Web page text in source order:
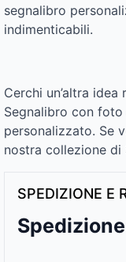
segnalibro
indimenticabili.
Cerchi un’altra
Segnalibro con
personalizzato. Se
nostra collezione di
SPEDIZIONE E
Spedizione